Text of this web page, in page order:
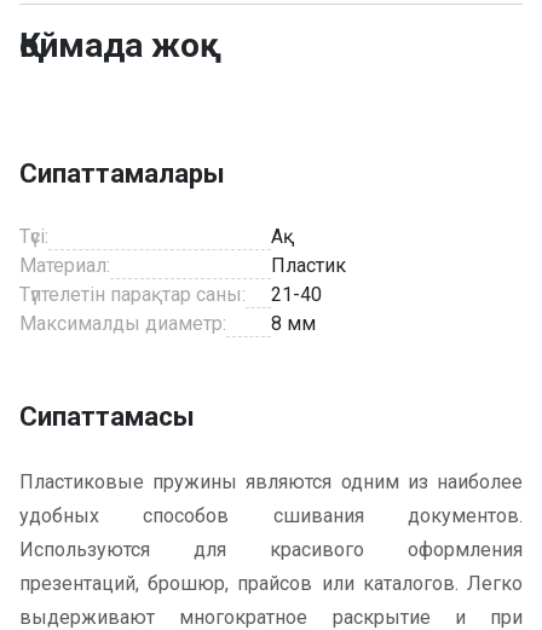
Қоймада жоқ
Сипаттамалары
Түсі:
Ақ
Материал:
Пластик
Түптелетін парақтар саны:
21-40
Максималды диаметр:
8 мм
Сипаттамасы
Пластиковые пружины являются одним из наиболее
удобных способов сшивания документов.
Используются для красивого оформления
презентаций, брошюр, прайсов или каталогов. Легко
выдерживают многократное раскрытие и при